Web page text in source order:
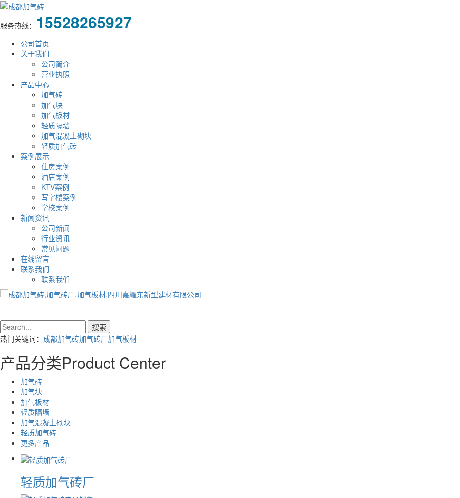
服务热线： 15528265927
公司首页
关于我们
公司简介
营业执照
产品中心
加气砖
加气块
加气板材
轻质隔墙
加气混凝土砌块
轻质加气砖
案例展示
住房案例
酒店案例
KTV案例
写字楼案例
学校案例
新闻资讯
公司新闻
行业资讯
常见问题
在线留言
联系我们
联系我们
热门关键词： 成都加气砖加气砖厂加气板材
产品分类Product Center
加气砖
加气块
加气板材
轻质隔墙
加气混凝土砌块
轻质加气砖
更多产品
轻质加气砖厂